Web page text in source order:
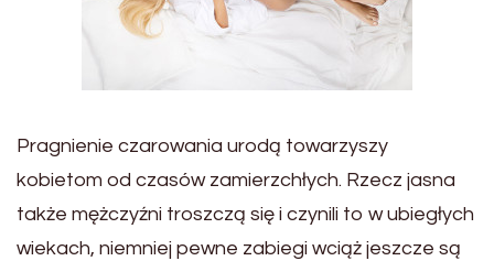
Pragnienie czarowania urodą towarzyszy
kobietom od czasów zamierzchłych. Rzecz jasna
także mężczyźni troszczą się i czynili to w ubiegłych
wiekach, niemniej pewne zabiegi wciąż jeszcze są